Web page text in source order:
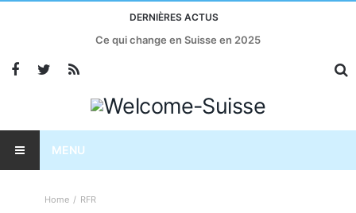
DERNIÈRES ACTUS
Ce qui change en Suisse en 2025
MENU
Home RFR